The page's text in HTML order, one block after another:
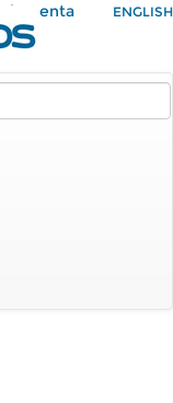
Mi Cuenta ENGLISH